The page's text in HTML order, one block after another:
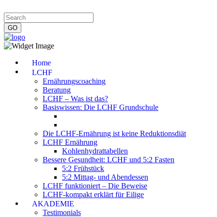
Home
LCHF
Ernährungscoaching
Beratung
LCHF – Was ist das?
Basiswissen: Die LCHF Grundschule
Die LCHF-Ernährung ist keine Reduktionsdiät
LCHF Ernährung
Kohlenhydrattabellen
Bessere Gesundheit: LCHF und 5:2 Fasten
5:2 Frühstück
5:2 Mittag- und Abendessen
LCHF funktioniert – Die Beweise
LCHF-kompakt erklärt für Eilige
AKADEMIE
Testimonials